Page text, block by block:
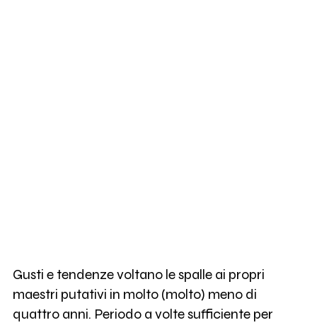
Gusti e tendenze voltano le spalle ai propri
maestri putativi in molto (molto) meno di
quattro anni. Periodo a volte sufficiente per